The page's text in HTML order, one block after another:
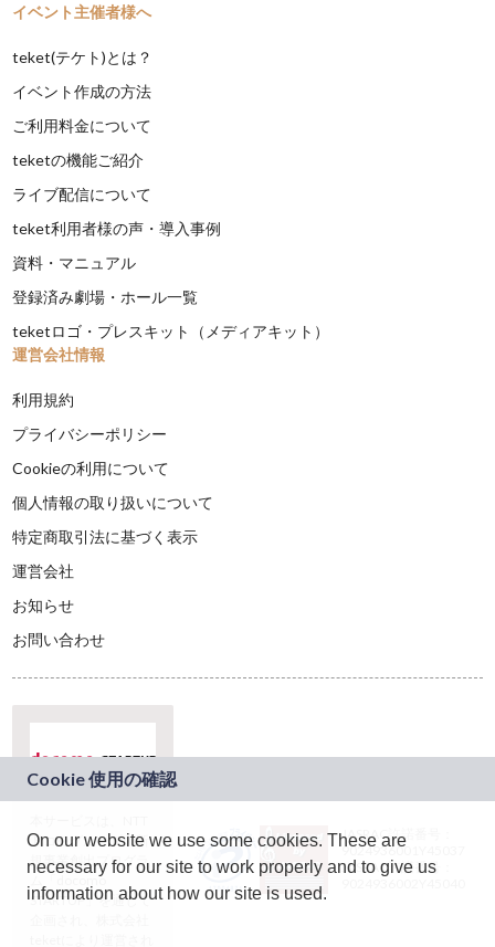
イベント主催者様へ
teket(テケト)とは？
イベント作成の方法
ご利用料金について
teketの機能ご紹介
ライブ配信について
teket利用者様の声・導入事例
資料・マニュアル
登録済み劇場・ホール一覧
teketロゴ・プレスキット（メディアキット）
運営会社情報
利用規約
プライバシーポリシー
Cookieの利用について
個人情報の取り扱いについて
特定商取引法に基づく表示
運営会社
お知らせ
お問い合わせ
ドコモグループの新
規事業創出プログラ
ム「docomo
STARTUP」を通じて
JASRAC許諾番号：
9024936001Y45037
JASRAC許諾番号：
On our website we use some cookies. These are
necessary for our site to work properly and to give us
information about how our site is used.